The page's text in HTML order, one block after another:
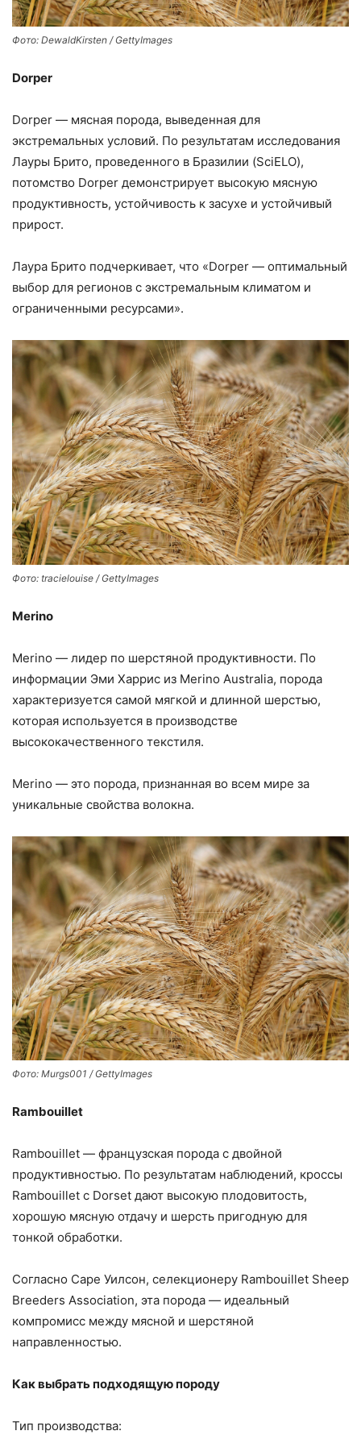
Фото: DewaldKirsten / GettyImages
Dorper
Dorper — мясная порода, выведенная для
экстремальных условий. По результатам исследования
Лауры Брито, проведенного в Бразилии (SciELO),
потомство Dorper демонстрирует высокую мясную
продуктивность, устойчивость к засухе и устойчивый
прирост.
Лаура Брито подчеркивает, что «Dorper — оптимальный
выбор для регионов с экстремальным климатом и
ограниченными ресурсами».
Фото: tracielouise / GettyImages
Merino
Merino — лидер по шерстяной продуктивности. По
информации Эми Харрис из Merino Australia, порода
характеризуется самой мягкой и длинной шерстью,
которая используется в производстве
высококачественного текстиля.
Merino — это порода, признанная во всем мире за
уникальные свойства волокна.
Фото: Murgs001 / GettyImages
Rambouillet
Rambouillet — французская порода с двойной
продуктивностью. По результатам наблюдений, кроссы
Rambouillet с Dorset дают высокую плодовитость,
хорошую мясную отдачу и шерсть пригодную для
тонкой обработки.
Согласно Саре Уилсон, селекционеру Rambouillet Sheep
Breeders Association, эта порода — идеальный
компромисс между мясной и шерстяной
направленностью.
Как выбрать подходящую породу
Тип производства: